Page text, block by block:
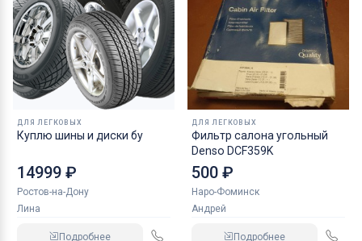
ДЛЯ ЛЕГКОВЫХ
Куплю шины и диски бу
14999 ₽
Ростов-на-Дону
Лина
Подробнее
ДЛЯ ЛЕГКОВЫХ
Фильтр салона угольный
Denso DCF359K
500 ₽
Наро-Фоминск
Андрей
Подробнее